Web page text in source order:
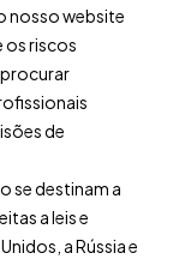
nosso website
os riscos
de
se destinam a
a leis e
a Rússia e